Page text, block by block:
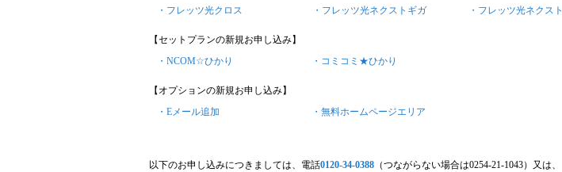
・フレッツ光クロス
・フレッツ光ネクストギガ ・フレッツ光ネクスト
【セットプランの新規お申し込み】
・NCOM☆ひかり
・コミコミ★ひかり
【オプションの新規お申し込み】
・Eメール追加
・無料ホームページエリア
以下のお申し込みにつきましては、電話0120-34-0388（つながらない場合は0254-21-1043）又は、